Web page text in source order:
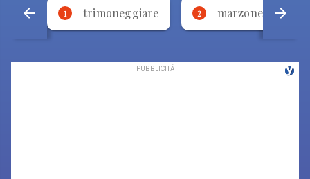
1 trimoneggiare 2 marzone